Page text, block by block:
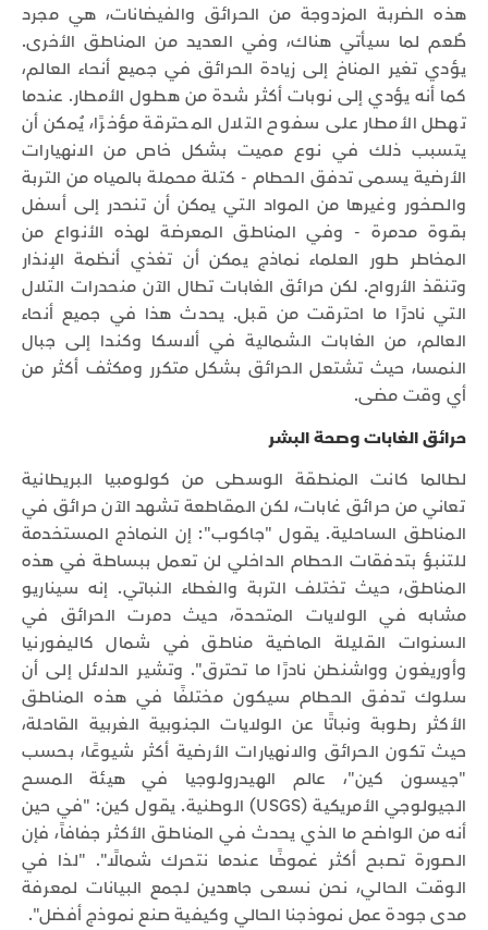
هذه الضربة المزدوجة من الحرائق والفيضانات، هي مجرد
طُعم لما سيأتي هناك، وفي العديد من المناطق الأخرى.
يؤدي تغير المناخ إلى زيادة الحرائق في جميع أنحاء العالم،
كما أنه يؤدي إلى نوبات أكثر شدة من هطول الأمطار. عندما
تهطل الأمطار على سفوح التلال المحترقة مؤخرًا، يُمكن أن
يتسبب ذلك في نوع مميت بشكل خاص من الانهيارات
الأرضية يسمى تدفق الحطام - كتلة محملة بالمياه من التربة
والصخور وغيرها من المواد التي يمكن أن تنحدر إلى أسفل
بقوة مدمرة - وفي المناطق المعرضة لهذه الأنواع من
المخاطر طور العلماء نماذج يمكن أن تغذي أنظمة الإنذار
وتنقذ الأرواح. لكن حرائق الغابات تطال الآن منحدرات التلال
التي نادرًا ما احترقت من قبل. يحدث هذا في جميع أنحاء
العالم، من الغابات الشمالية في ألاسكا وكندا إلى جبال
النمسا، حيث تشتعل الحرائق بشكل متكرر ومكثف أكثر من
أي وقت مضى.
حرائق الغابات وصحة البشر
لطالما كانت المنطقة الوسطى من كولومبيا البريطانية
تعاني من حرائق غابات، لكن المقاطعة تشهد الآن حرائق في
المناطق الساحلية. يقول "جاكوب": إن النماذج المستخدمة
للتنبؤ بتدفقات الحطام الداخلي لن تعمل ببساطة في هذه
المناطق، حيث تختلف التربة والغطاء النباتي. إنه سيناريو
مشابه في الولايات المتحدة، حيث دمرت الحرائق في
السنوات القليلة الماضية مناطق في شمال كاليفورنيا
وأوريغون وواشنطن نادرًا ما تحترق". وتشير الدلائل إلى أن
سلوك تدفق الحطام سيكون مختلفًا في هذه المناطق
الأكثر رطوبة ونباتًا عن الولايات الجنوبية الغربية القاحلة،
حيث تكون الحرائق والانهيارات الأرضية أكثر شيوعًا، بحسب
"جيسون كين"، عالم الهيدرولوجيا في هيئة المسح
الجيولوجي الأمريكية (USGS) الوطنية. يقول كين: "في حين
أنه من الواضح ما الذي يحدث في المناطق الأكثر جفافاً، فإن
الصورة تصبح أكثر غموضًا عندما نتحرك شمالًا". "لذا في
الوقت الحالي، نحن نسعى جاهدين لجمع البيانات لمعرفة
مدى جودة عمل نموذجنا الحالي وكيفية صنع نموذج أفضل".